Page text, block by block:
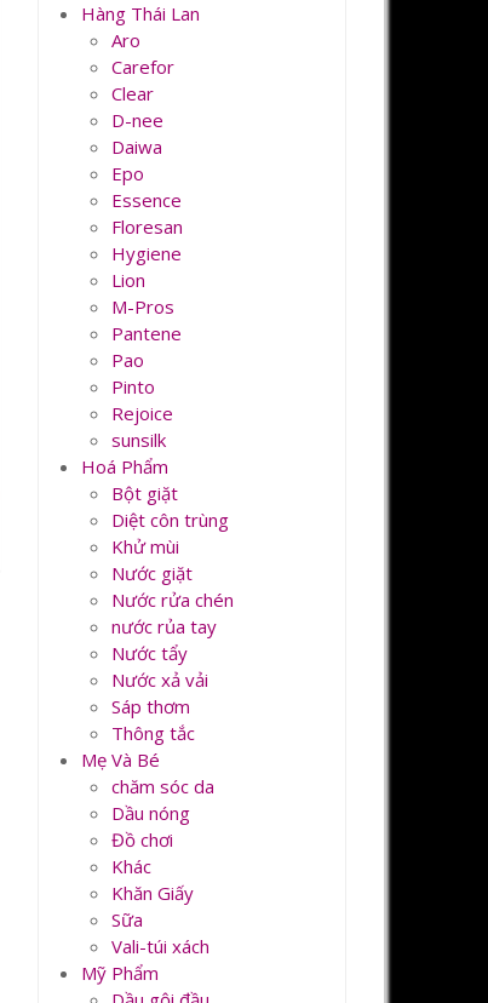
Hàng Thái Lan
Aro
Carefor
Clear
D-nee
Daiwa
Epo
Essence
Floresan
Hygiene
Lion
M-Pros
Pantene
Pao
Pinto
Rejoice
sunsilk
Hoá Phẩm
Bột giặt
Diệt côn trùng
Khử mùi
Nước giặt
Nước rửa chén
nước rủa tay
Nước tẩy
Nước xả vải
Sáp thơm
Thông tắc
Mẹ Và Bé
chăm sóc da
Dầu nóng
Đồ chơi
Khác
Khăn Giấy
Sữa
Vali-túi xách
Mỹ Phẩm